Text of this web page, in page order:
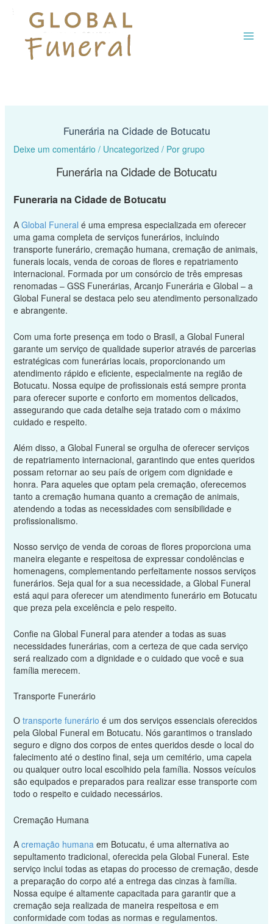
para
conteúdo
Funerária na Cidade de Botucatu
Deixe um comentário / Uncategorized / Por grupo
Funerária na Cidade de Botucatu
Funeraria na Cidade de Botucatu
A Global Funeral é uma empresa especializada em oferecer
uma gama completa de serviços funerários, incluindo
transporte funerário, cremação humana, cremação de animais,
funerais locais, venda de coroas de flores e repatriamento
internacional. Formada por um consórcio de três empresas
renomadas – GSS Funerárias, Arcanjo Funerária e Global – a
Global Funeral se destaca pelo seu atendimento personalizado
e abrangente.
Com uma forte presença em todo o Brasil, a Global Funeral
garante um serviço de qualidade superior através de parcerias
estratégicas com funerárias locais, proporcionando um
atendimento rápido e eficiente, especialmente na região de
Botucatu. Nossa equipe de profissionais está sempre pronta
para oferecer suporte e conforto em momentos delicados,
assegurando que cada detalhe seja tratado com o máximo
cuidado e respeito.
Além disso, a Global Funeral se orgulha de oferecer serviços
de repatriamento internacional, garantindo que entes queridos
possam retornar ao seu país de origem com dignidade e
honra. Para aqueles que optam pela cremação, oferecemos
tanto a cremação humana quanto a cremação de animais,
atendendo a todas as necessidades com sensibilidade e
profissionalismo.
Nosso serviço de venda de coroas de flores proporciona uma
maneira elegante e respeitosa de expressar condolências e
homenagens, complementando perfeitamente nossos serviços
funerários. Seja qual for a sua necessidade, a Global Funeral
está aqui para oferecer um atendimento funerário em Botucatu
que preza pela excelência e pelo respeito.
Confie na Global Funeral para atender a todas as suas
necessidades funerárias, com a certeza de que cada serviço
será realizado com a dignidade e o cuidado que você e sua
família merecem.
Transporte Funerário
O transporte funerário é um dos serviços essenciais oferecidos
pela Global Funeral em Botucatu. Nós garantimos o translado
seguro e digno dos corpos de entes queridos desde o local do
falecimento até o destino final, seja um cemitério, uma capela
ou qualquer outro local escolhido pela família. Nossos veículos
são equipados e preparados para realizar esse transporte com
todo o respeito e cuidado necessários.
Cremação Humana
A cremação humana em Botucatu, é uma alternativa ao
sepultamento tradicional, oferecida pela Global Funeral. Este
serviço inclui todas as etapas do processo de cremação, desde
a preparação do corpo até a entrega das cinzas à família.
Nossa equipe é altamente capacitada para garantir que a
cremação seja realizada de maneira respeitosa e em
conformidade com todas as normas e regulamentos.